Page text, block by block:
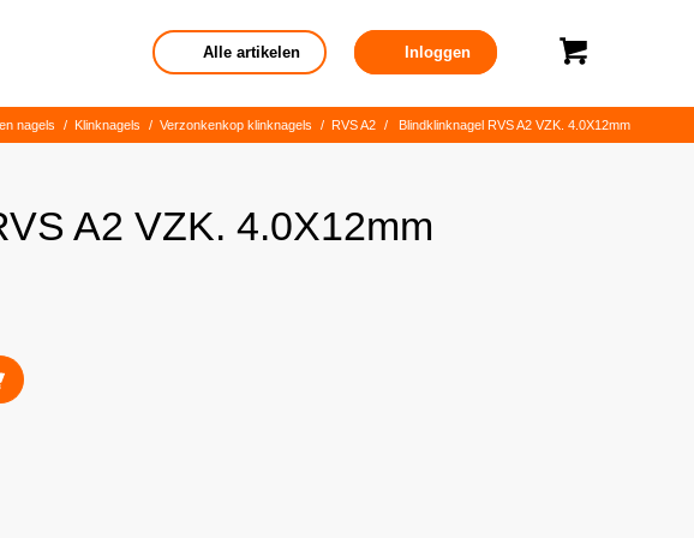
Alle artikelen Inloggen
nagels / Klinknagels / Verzonkenkop klinknagels / RVS A2 / Blindklinknagel RVS A2 VZK. 4.0X12mm
A2 VZK. 4.0X12mm